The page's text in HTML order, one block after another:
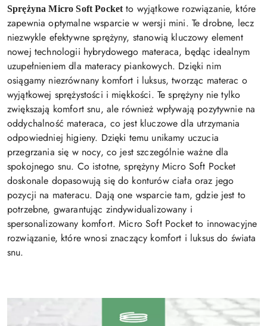
Sprężyna Micro Soft Pocketto wyjątkowe rozwiązanie, które
zapewnia optymalne wsparcie w wersji mini. Te drobne, lecz
niezwykle efektywne sprężyny, stanowią kluczowy element
nowej technologii hybrydowego materaca, będąc idealnym
uzupełnieniem dla materacy piankowych. Dzięki nim
osiągamy niezrównany komfort i luksus, tworząc materac o
wyjątkowej sprężystości i miękkości. Te sprężyny nie tylko
zwiększają komfort snu, ale również wpływają pozytywnie na
oddychalność materaca, co jest kluczowe dla utrzymania
odpowiedniej higieny. Dzięki temu unikamy uczucia
przegrzania się w nocy, co jest szczególnie ważne dla
spokojnego snu. Co istotne, sprężyny Micro Soft Pocket
doskonale dopasowują się do konturów ciała oraz jego
pozycji na materacu. Dają one wsparcie tam, gdzie jest to
potrzebne, gwarantując zindywidualizowany i
spersonalizowany komfort. Micro Soft Pocket to innowacyjne
rozwiązanie, które wnosi znaczący komfort i luksus do świata
snu.